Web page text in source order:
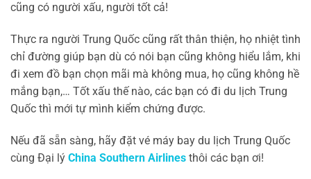
cũng có người xấu, người tốt cả!
Thực ra người Trung Quốc cũng rất thân thiện, họ nhiệt tình
chỉ đường giúp bạn dù có nói bạn cũng không hiểu lắm, khi
đi xem đồ bạn chọn mãi mà không mua, họ cũng không hề
mắng bạn,… Tốt xấu thế nào, các bạn có đi du lịch Trung
Quốc thì mới tự mình kiểm chứng được.
Nếu đã sẵn sàng, hãy đặt vé máy bay du lịch Trung Quốc
cùng Đại lý China Southern Airlines thôi các bạn ơi!